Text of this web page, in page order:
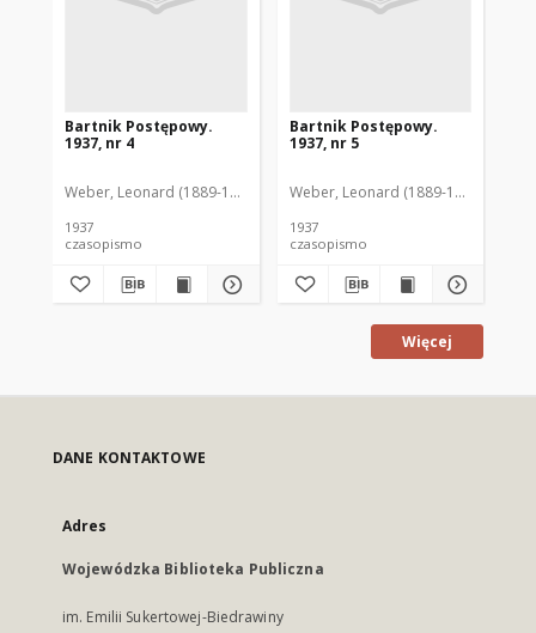
Bartnik Postępowy.
1937, nr 4
Weber, Leonard (1889-1975). Red. Ciesielski, Teofil (1846-1916). Red.
1937
czasopismo
Bartnik Postępowy.
1937, nr 5
Weber, Leonard (1889-1975). Red.
1937
czasopismo
Więcej
DANE KONTAKTOWE
Adres
Wojewódzka Biblioteka Publiczna
im. Emilii Sukertowej-Biedrawiny